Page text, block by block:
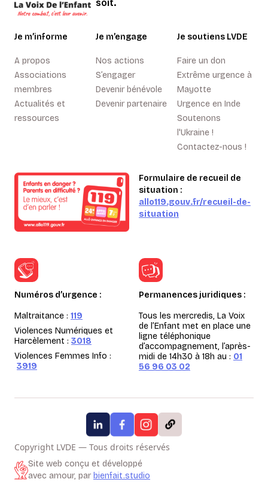
soit.
Je m’informe
A propos
Associations
membres
Actualités et
ressources
Je m’engage
Nos actions
S’engager
Devenir bénévole
Devenir partenaire
Je soutiens LVDE
Faire un don
Extrême urgence à
Mayotte
Urgence en Inde
Soutenons
l'Ukraine !
Contactez-nous !
Formulaire de recueil de
situation :
allo119.gouv.fr/recueil-de-
situation
Numéros d’urgence :
Maltraitance : 119
Violences Numériques et
Harcèlement : 3018
Violences Femmes Info :
3919
Permanences juridiques :
Tous les mercredis, La Voix
de l’Enfant met en place une
ligne téléphonique
d’accompagnement, l’après-
midi de 14h30 à 18h au : 01
56 96 03 02
Copyright LVDE — Tous droits réservés
Site web conçu et développé
avec amour, par bienfait.studio